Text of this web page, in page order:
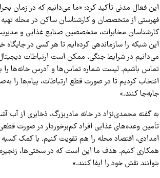
این فعال مدنی تأکید کرد: «ما می‌دانیم که در زمان
فهرستی از متخصصان و کارشناسان ساکن در محله تهیه
کارشناسان مخابرات، متخصصین صنایع غذایی و
این شبکه را سازماندهی کرده‌ایم تا هر کسی در
می‌دانیم در شرایط جنگی، ممکن است ارتباطات
تماس باشیم. لیست شماره تماس‌ها و آدرس خانه‌ها را
انتخاب کردیم تا در صورت قطع ارتباطات، پیام‌ها را
جابه‌جا کنند.»
به گفته محمدی‌نژاد در خانه مادر‌بزرگ، ذخایری از
تأمین وعده‌های غذایی افراد کم‌برخوردار در صورت
امدادی، اقتصاد محله را هم تقویت کنیم. با کمک کسبه
همکاری کنیم. هدف ما این است که در سختی‌ها،
بتوانند نقش خود را ایفا کنند.»